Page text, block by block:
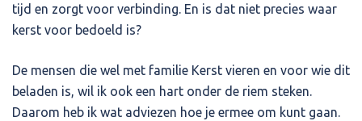
tijd en zorgt voor verbinding. En is dat niet precies waar
kerst voor bedoeld is?
De mensen die wel met familie Kerst vieren en voor wie dit
beladen is, wil ik ook een hart onder de riem steken.
Daarom heb ik wat adviezen hoe je ermee om kunt gaan.